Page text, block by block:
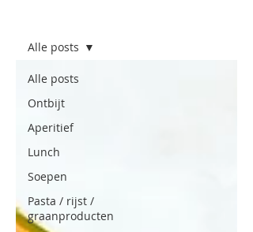
Alle posts
Ontbijt
Aperitief
Lunch
Soepen
Pasta / rijst /
graanproducten
Alle posts